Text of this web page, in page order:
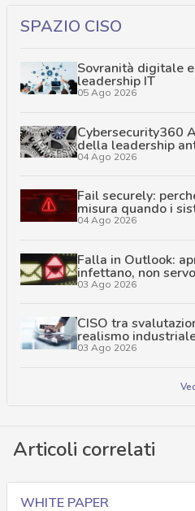
SPAZIO CISO
Sovranità digitale
leadership IT
05 Ago 2026
Cybersecurity360
della leadership
04 Ago 2026
Fail securely:
misura quando i
04 Ago 2026
Falla in Outlook:
infettano, non
03 Ago 2026
CISO tra
realismo
03 Ago 2026
Articoli correlati
WHITE PAPER